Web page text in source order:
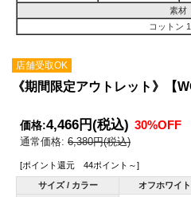
素材
コットン
店舗受取OK
《期間限定アウトレット》【
価格:4,466円(税込) 30%OFF
通常価格: 6,380円(税込)
[ポイント還元 44ポイント～]
サイズ / カラー オフホワイト